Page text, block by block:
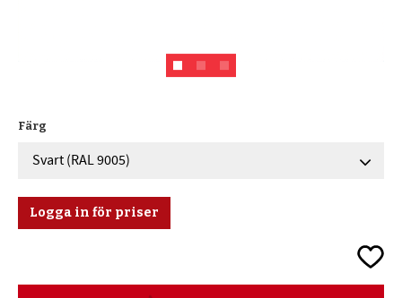
Färg
Logga in för priser
Lägg